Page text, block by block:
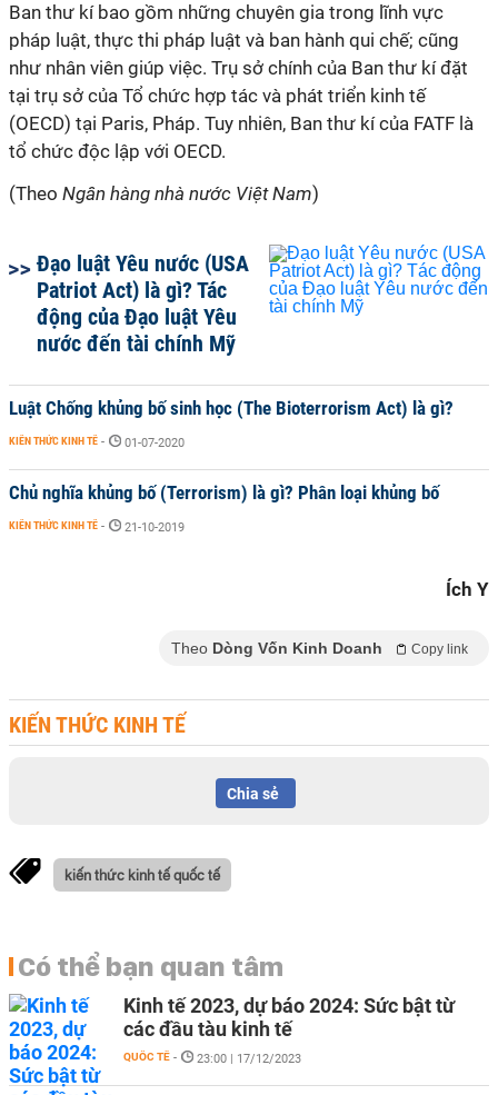
Ban thư kíbao gồm những chuyên gia trong lĩnh vực
pháp luật, thực thi pháp luật và ban hành qui chế; cũng
như nhân viên giúp việc. Trụ sở chính của Ban thư kíđặt
tại trụ sở của Tổ chức hợp tác và phát triển kinh tế
(OECD) tại Paris, Pháp. Tuy nhiên, Ban thư kícủa FATF là
tổ chức độc lập với OECD.
(Theo Ngân hàng nhà nước Việt Nam)
Đạo luật Yêu nước (USA
Patriot Act) là gì? Tác
động của Đạo luật Yêu
nước đến tài chính Mỹ
Luật Chống khủng bố sinh học (The Bioterrorism Act) là gì?
KIẾN THỨC KINH TẾ - 01-07-2020
Chủ nghĩa khủng bố (Terrorism) là gì? Phân loại khủng bố
KIẾN THỨC KINH TẾ - 21-10-2019
Ích Y
Theo Dòng Vốn Kinh Doanh Copy link
KIẾN THỨC KINH TẾ
Chia sẻ
kiến thức kinh tế quốc tế
Có thể bạn quan tâm
Kinh tế 2023, dự báo 2024: Sức bật từ
các đầu tàu kinh tế
QUỐC TẾ - 23:00 | 17/12/2023